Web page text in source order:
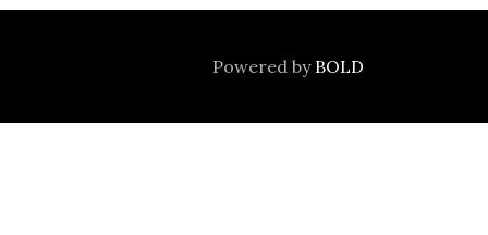
Powered by BOLD